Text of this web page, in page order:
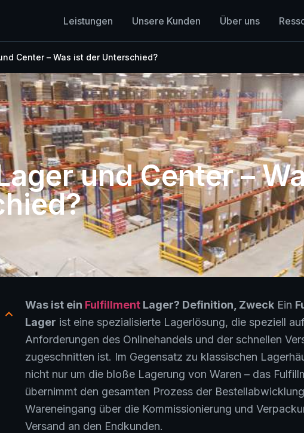
Leistungen Unsere Kunden Über uns
Center – Was ist der Unterschied?
und Center –
Was ist ein Fulfillment Lager? Definition, Zweck Ein
Lager ist eine spezialisierte Lagerlösung, die speziell
Anforderungen des Onlinehandels und der schnellen
zugeschnitten ist. Im Gegensatz zu klassischen
nicht nur um die bloße Lagerung von Waren – das
übernimmt den gesamten Prozess der
Wareneingang über die Kommissionierung und
Versand an den Endkunden.